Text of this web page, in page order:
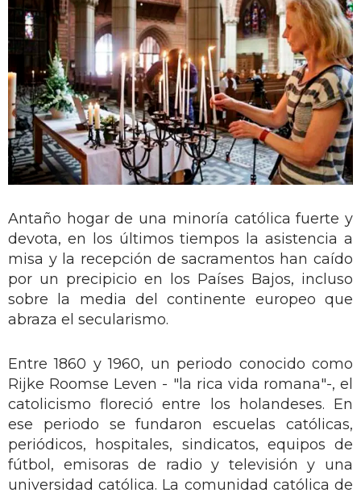
Antaño hogar de una minoría católica fuerte y
devota, en los últimos tiempos la asistencia a
misa y la recepción de sacramentos han caído
por un precipicio en los Países Bajos, incluso
sobre la media del continente europeo que
abraza el secularismo.
Entre 1860 y 1960, un periodo conocido como
Rijke Roomse Leven - "la rica vida romana"-, el
catolicismo floreció entre los holandeses. En
ese periodo se fundaron escuelas católicas,
periódicos, hospitales, sindicatos, equipos de
fútbol, emisoras de radio y televisión y una
universidad católica. La comunidad católica de